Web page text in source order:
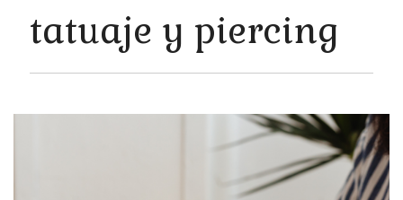
tatuaje y piercing